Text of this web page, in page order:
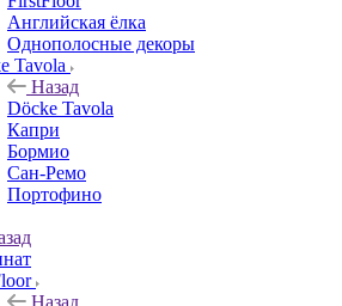
Английская ёлка
Однополосные декоры
Tavola
Назад
Döcke Tavola
Капри
Бормио
Сан-Ремо
Портофино
Назад